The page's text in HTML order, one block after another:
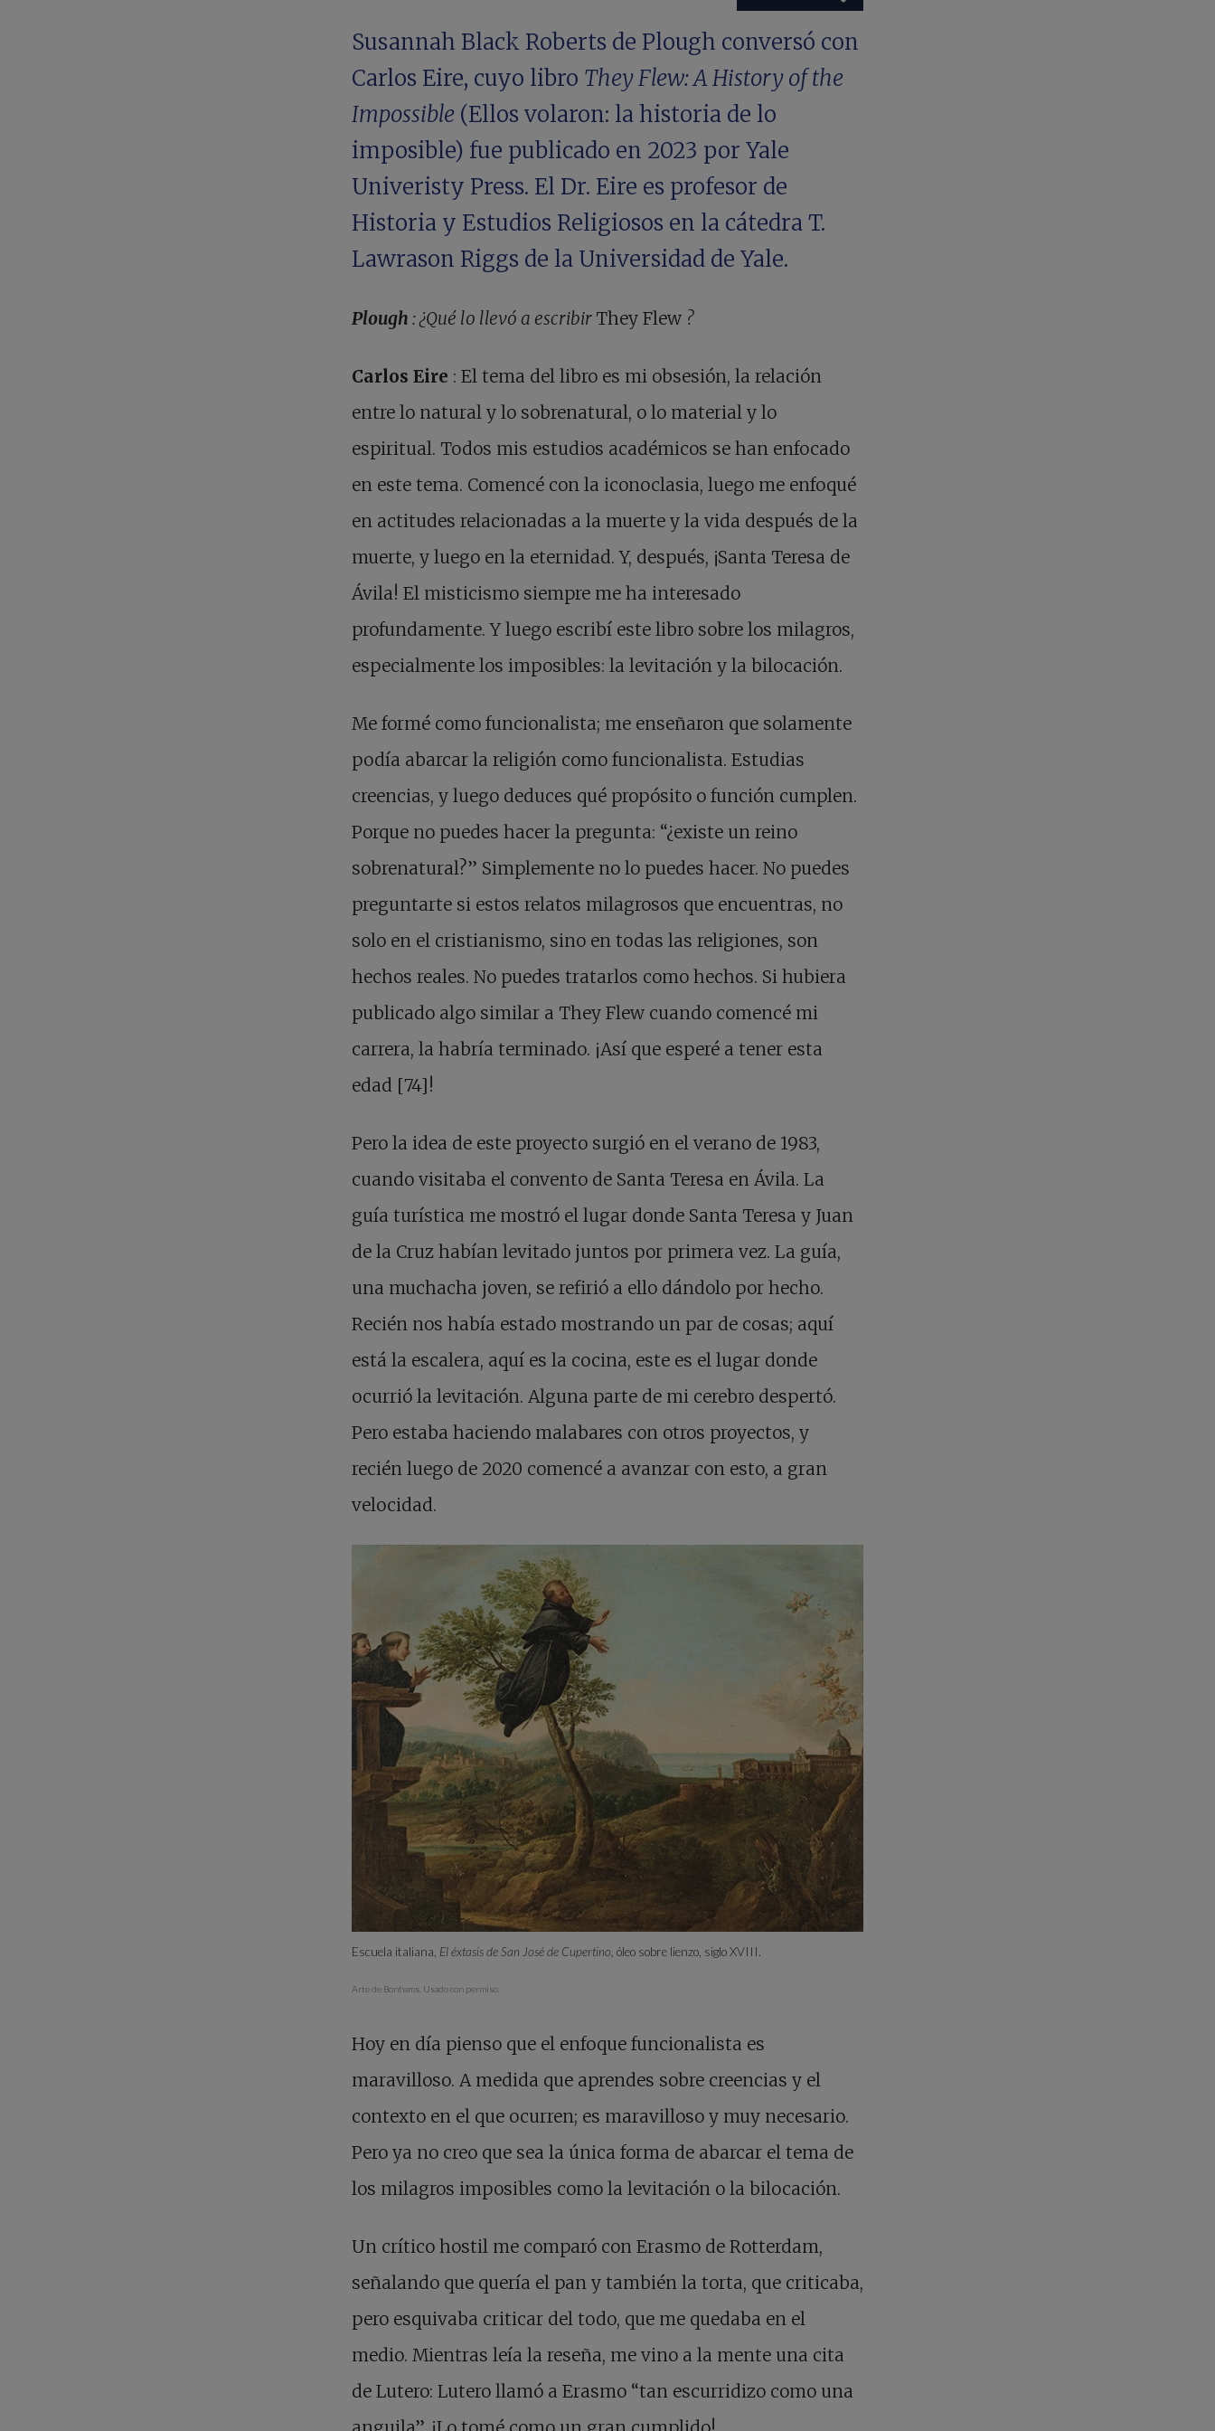
Susannah Black Roberts de Plough conversó con
Carlos Eire, cuyo libro They Flew: A History of the
Impossible (Ellos volaron: la historia de lo
imposible) fue publicado en 2023 por Yale
Univeristy Press. El Dr. Eire es profesor de
Historia y Estudios Religiosos en la cátedra T.
Lawrason Riggs de la Universidad de Yale.
Plough : ¿Qué lo llevó a escribir They Flew ?
Carlos Eire : El tema del libro es mi obsesión, la relación
entre lo natural y lo sobrenatural, o lo material y lo
espiritual. Todos mis estudios académicos se han enfocado
en este tema. Comencé con la iconoclasia, luego me enfoqué
en actitudes relacionadas a la muerte y la vida después de la
muerte, y luego en la eternidad. Y, después, ¡Santa Teresa de
Ávila! El misticismo siempre me ha interesado
profundamente. Y luego escribí este libro sobre los milagros,
especialmente los imposibles: la levitación y la bilocación.
Me formé como funcionalista; me enseñaron que solamente
podía abarcar la religión como funcionalista. Estudias
creencias, y luego deduces qué propósito o función cumplen.
Porque no puedes hacer la pregunta: “¿existe un reino
sobrenatural?” Simplemente no lo puedes hacer. No puedes
preguntarte si estos relatos milagrosos que encuentras, no
solo en el cristianismo, sino en todas las religiones, son
hechos reales. No puedes tratarlos como hechos. Si hubiera
publicado algo similar a They Flew cuando comencé mi
carrera, la habría terminado. ¡Así que esperé a tener esta
edad [74]!
Pero la idea de este proyecto surgió en el verano de 1983,
cuando visitaba el convento de Santa Teresa en Ávila. La
guía turística me mostró el lugar donde Santa Teresa y Juan
de la Cruz habían levitado juntos por primera vez. La guía,
una muchacha joven, se refirió a ello dándolo por hecho.
Recién nos había estado mostrando un par de cosas; aquí
está la escalera, aquí es la cocina, este es el lugar donde
ocurrió la levitación. Alguna parte de mi cerebro despertó.
Pero estaba haciendo malabares con otros proyectos, y
recién luego de 2020 comencé a avanzar con esto, a gran
velocidad.
Escuela italiana, El éxtasis de San José de Cupertino, óleo sobre lienzo, siglo XVIII.
Arte de Bonhams. Usado con permiso.
Hoy en día pienso que el enfoque funcionalista es
maravilloso. A medida que aprendes sobre creencias y el
contexto en el que ocurren; es maravilloso y muy necesario.
Pero ya no creo que sea la única forma de abarcar el tema de
los milagros imposibles como la levitación o la bilocación.
Un crítico hostil me comparó con Erasmo de Rotterdam,
señalando que quería el pan y también la torta, que criticaba,
pero esquivaba criticar del todo, que me quedaba en el
medio. Mientras leía la reseña, me vino a la mente una cita
de Lutero: Lutero llamó a Erasmo “tan escurridizo como una